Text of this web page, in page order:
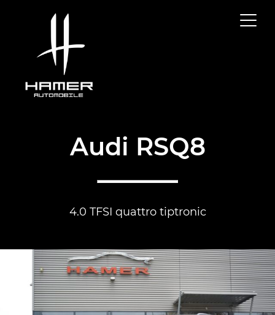
Audi RSQ8
4.0 TFSI quattro tiptronic